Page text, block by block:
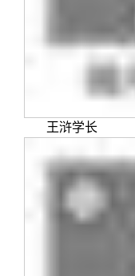
王浒学长